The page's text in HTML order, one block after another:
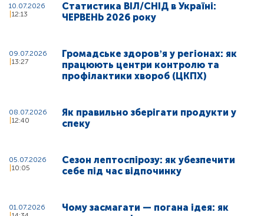
10.07.2026
12:13
Статистика ВІЛ/СНІД в Україні:
ЧЕРВЕНЬ 2026 року
09.07.2026
13:27
Громадське здоровʼя у регіонах: як
працюють центри контролю та
профілактики хвороб (ЦКПХ)
08.07.2026
12:40
Як правильно зберігати продукти у
спеку
05.07.2026
10:05
Сезон лептоспірозу: як убезпечити
себе під час відпочинку
01.07.2026
Чому засмагати — погана ідея: як